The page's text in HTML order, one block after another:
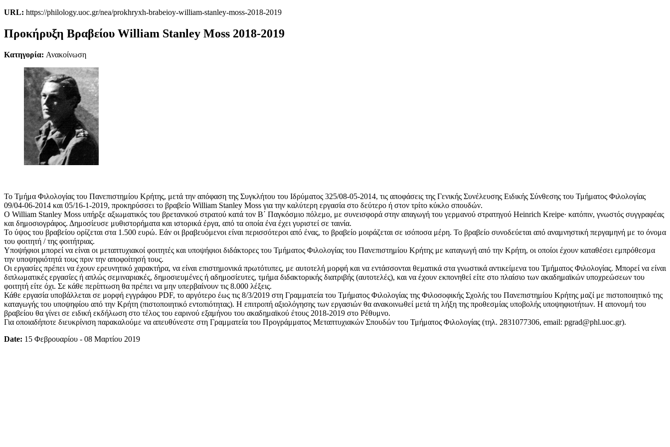
URL: https://philology.uoc.gr/nea/prokhryxh-brabeioy-william-stanley-moss-2018-2019
Προκήρυξη Βραβείου William Stanley Moss 2018-2019
Κατηγορία: Ανακοίνωση
Το Τμήμα Φιλολογίας του Πανεπιστημίου Κρήτης, μετά την απόφαση της Συγκλήτου του Ιδρύματος 325/08-05-2014, τις αποφάσεις της Γενικής Συνέλευσης Ειδικής Σύνθεσης του Τμήματος Φιλολογίας
09/04-06-2014 και 05/16-1-2019, προκηρύσσει το βραβείο William Stanley Moss για την καλύτερη εργασία στο δεύτερο ή στον τρίτο κύκλο σπουδών.
Ο William Stanley Moss υπήρξε αξιωματικός του βρετανικού στρατού κατά τον Β΄ Παγκόσμιο πόλεμο, με συνεισφορά στην απαγωγή του γερμανού στρατηγού Heinrich Kreipe∙ κατόπιν, γνωστός συγγραφέας
και δημοσιογράφος. Δημοσίευσε μυθιστορήματα και ιστορικά έργα, από τα οποία ένα έχει γυριστεί σε ταινία.
Το ύψος του βραβείου ορίζεται στα 1.500 ευρώ. Εάν οι βραβευόμενοι είναι περισσότεροι από ένας, το βραβείο μοιράζεται σε ισόποσα μέρη. Το βραβείο συνοδεύεται από αναμνηστική περγαμηνή με το όνομα
του φοιτητή / της φοιτήτριας.
Υποψήφιοι μπορεί να είναι οι μεταπτυχιακοί φοιτητές και υποψήφιοι διδάκτορες του Τμήματος Φιλολογίας του Πανεπιστημίου Κρήτης με καταγωγή από την Κρήτη, οι οποίοι έχουν καταθέσει εμπρόθεσμα
την υποψηφιότητά τους πριν την αποφοίτησή τους.
Οι εργασίες πρέπει να έχουν ερευνητικό χαρακτήρα, να είναι επιστημονικά πρωτότυπες, με αυτοτελή μορφή και να εντάσσονται θεματικά στα γνωστικά αντικείμενα του Τμήματος Φιλολογίας. Μπορεί να είναι
διπλωματικές εργασίες ή απλώς σεμιναριακές, δημοσιευμένες ή αδημοσίευτες, τμήμα διδακτορικής διατριβής (αυτοτελές), και να έχουν εκπονηθεί είτε στο πλαίσιο των ακαδημαϊκών υποχρεώσεων του
φοιτητή είτε όχι. Σε κάθε περίπτωση θα πρέπει να μην υπερβαίνουν τις 8.000 λέξεις.
Κάθε εργασία υποβάλλεται σε μορφή εγγράφου PDF, το αργότερο έως τις 8/3/2019 στη Γραμματεία του Τμήματος Φιλολογίας της Φιλοσοφικής Σχολής του Πανεπιστημίου Κρήτης μαζί με πιστοποιητικό της
καταγωγής του υποψηφίου από την Κρήτη (πιστοποιητικό εντοπιότητας). Η επιτροπή αξιολόγησης των εργασιών θα ανακοινωθεί μετά τη λήξη της προθεσμίας υποβολής υποψηφιοτήτων. Η απονομή του
βραβείου θα γίνει σε ειδική εκδήλωση στο τέλος του εαρινού εξαμήνου του ακαδημαϊκού έτους 2018-2019 στο Ρέθυμνο.
Για οποιαδήποτε διευκρίνιση παρακαλούμε να απευθύνεστε στη Γραμματεία του Προγράμματος Μεταπτυχιακών Σπουδών του Τμήματος Φιλολογίας (τηλ. 2831077306, email: pgrad@phl.uoc.gr).
Date: 15 Φεβρουαρίου - 08 Μαρτίου 2019